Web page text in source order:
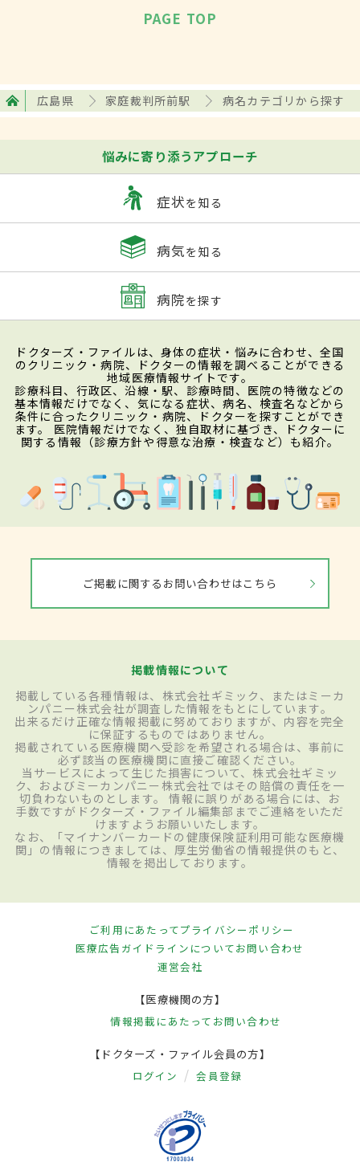
PAGE TOP
広島県 家庭裁判所前駅 病名カテゴリから探す
悩みに寄り添うアプローチ
症状を知る
病気を知る
病院を探す
ドクターズ・ファイルは、身体の症状・悩みに合わせ、全国
のクリニック・病院、ドクターの情報を調べることができる
地域医療情報サイトです。
診療科目、行政区、沿線・駅、診療時間、医院の特徴などの
基本情報だけでなく、気になる症状、病名、検査名などから
条件に合ったクリニック・病院、ドクターを探すことができ
ます。 医院情報だけでなく、独自取材に基づき、ドクターに
関する情報（診療方針や得意な治療・検査など）も紹介。
ご掲載に関するお問い合わせはこちら
掲載情報について
掲載している各種情報は、株式会社ギミック、またはミーカ
ンパニー株式会社が調査した情報をもとにしています。
出来るだけ正確な情報掲載に努めておりますが、内容を完全
に保証するものではありません。
掲載されている医療機関へ受診を希望される場合は、事前に
必ず該当の医療機関に直接ご確認ください。
当サービスによって生じた損害について、株式会社ギミッ
ク、およびミーカンパニー株式会社ではその賠償の責任を一
切負わないものとします。 情報に誤りがある場合には、お
手数ですがドクターズ・ファイル編集部までご連絡をいただ
けますようお願いいたします。
なお、「マイナンバーカードの健康保険証利用可能な医療機
関」の情報につきましては、厚生労働省の情報提供のもと、
情報を掲出しております。
ご利用にあたってプライバシーポリシー
医療広告ガイドラインについてお問い合わせ
運営会社
【医療機関の方】
情報掲載にあたって お問い合わせ
【ドクターズ・ファイル会員の方】
ログイン 会員登録